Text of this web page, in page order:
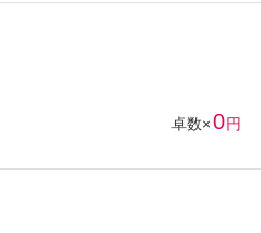
卓数×0円